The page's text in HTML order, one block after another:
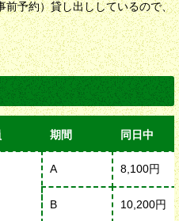
前予約）貸し出ししているので、
期間 同日中
A 8,100円
B 10,200円